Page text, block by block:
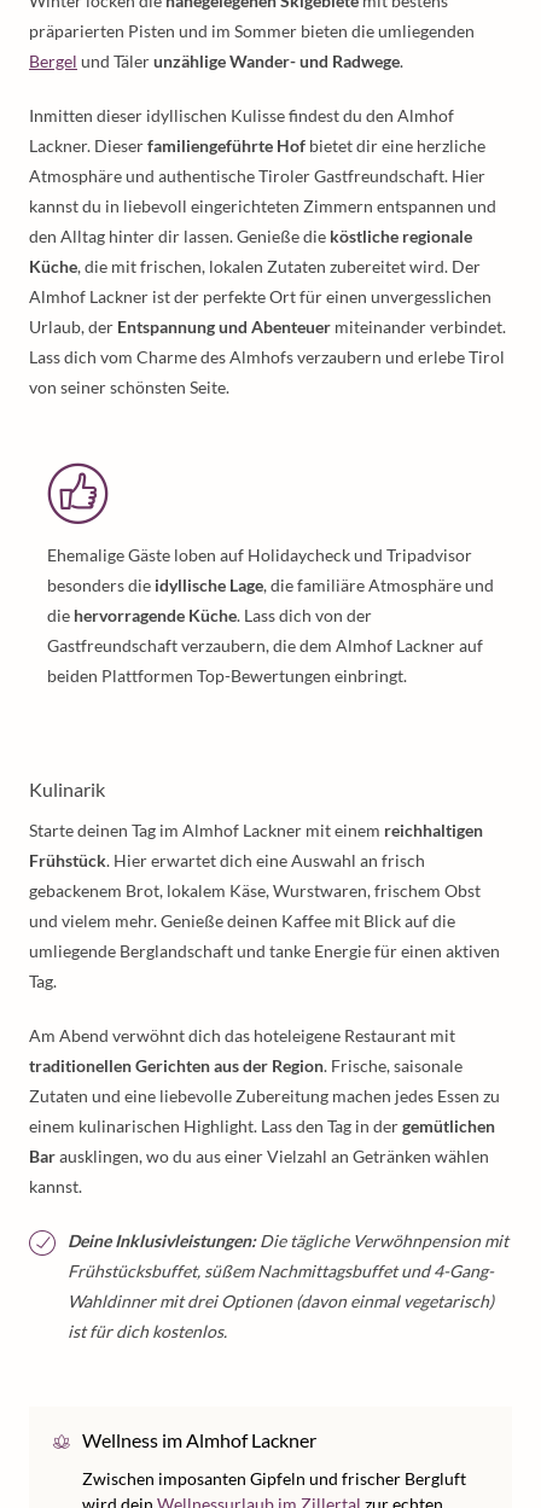
präparierten Pisten und im Sommer bieten die umliegenden
Bergel und Tälerunzählige Wander- und Radwege.
Inmitten dieser idyllischen Kulisse findest du den Almhof
Lackner. Dieserfamiliengeführte Hof bietet dir eine herzliche
Atmosphäre und authentische Tiroler Gastfreundschaft. Hier
kannst du in liebevoll eingerichteten Zimmern entspannen und
den Alltag hinter dir lassen. Genieße die köstliche regionale
Küche, die mit frischen, lokalen Zutaten zubereitet wird. Der
Almhof Lackner ist der perfekte Ort für einen unvergesslichen
Urlaub, der Entspannung und Abenteuer miteinander verbindet.
Lass dich vom Charme des Almhofs verzaubern und erlebe Tirol
von seiner schönsten Seite.
Ehemalige Gäste loben auf Holidaycheck und Tripadvisor
besonders die idyllische Lage, die familiäre Atmosphäre und
die hervorragende Küche. Lass dich von der
Gastfreundschaft verzaubern, die dem Almhof Lackner auf
beiden Plattformen Top-Bewertungen einbringt.
Kulinarik
Starte deinen Tag im Almhof Lackner mit einem reichhaltigen
Frühstück. Hier erwartet dich eine Auswahl an frisch
gebackenem Brot, lokalem Käse, Wurstwaren, frischem Obst
und vielem mehr. Genieße deinen Kaffee mit Blick auf die
umliegende Berglandschaft und tanke Energie für einen aktiven
Tag.
Am Abend verwöhnt dich das hoteleigene Restaurant mit
traditionellen Gerichten aus der Region. Frische, saisonale
Zutaten und eine liebevolle Zubereitung machen jedes Essen zu
einem kulinarischen Highlight. Lass den Tag in dergemütlichen
Barausklingen, wo du aus einer Vielzahl an Getränken wählen
kannst.
Deine Inklusivleistungen:Die tägliche Verwöhnpension mit
Frühstücksbuffet, süßem Nachmittagsbuffet und 4-Gang-
Wahldinner mit drei Optionen (davon einmal vegetarisch)
ist für dich kostenlos.
Wellness im Almhof Lackner
Zwischen imposanten Gipfeln und frischer Bergluft
wird dein Wellnessurlaub im Zillertal zur echten